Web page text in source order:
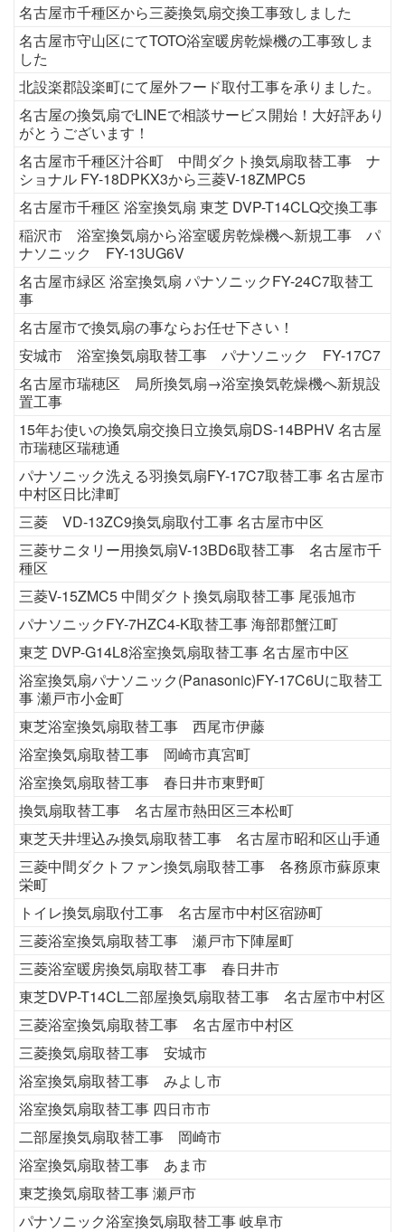
名古屋市千種区から三菱換気扇交換工事致しました
名古屋市守山区にてTOTO浴室暖房乾燥機の工事致しま
した
北設楽郡設楽町にて屋外フード取付工事を承りました。
名古屋の換気扇でLINEで相談サービス開始！大好評あり
がとうございます！
名古屋市千種区汁谷町 中間ダクト換気扇取替工事 ナ
ショナル FY-18DPKX3から三菱V-18ZMPC5
名古屋市千種区 浴室換気扇 東芝 DVP-T14CLQ交換工事
稲沢市 浴室換気扇から浴室暖房乾燥機へ新規工事 パ
ナソニック FY-13UG6V
名古屋市緑区 浴室換気扇 パナソニックFY-24C7取替工
事
名古屋市で換気扇の事ならお任せ下さい！
安城市 浴室換気扇取替工事 パナソニック FY-17C7
名古屋市瑞穂区 局所換気扇→浴室換気乾燥機へ新規設
置工事
15年お使いの換気扇交換日立換気扇DS-14BPHV 名古屋
市瑞穂区瑞穂通
パナソニック洗える羽換気扇FY-17C7取替工事 名古屋市
中村区日比津町
三菱 VD-13ZC9換気扇取付工事 名古屋市中区
三菱サニタリー用換気扇V-13BD6取替工事 名古屋市千
種区
三菱V-15ZMC5 中間ダクト換気扇取替工事 尾張旭市
パナソニックFY-7HZC4-K取替工事 海部郡蟹江町
東芝 DVP-G14L8浴室換気扇取替工事 名古屋市中区
浴室換気扇パナソニック(Panasonic)FY-17C6Uに取替工
事 瀬戸市小金町
東芝浴室換気扇取替工事 西尾市伊藤
浴室換気扇取替工事 岡崎市真宮町
浴室換気扇取替工事 春日井市東野町
換気扇取替工事 名古屋市熱田区三本松町
東芝天井埋込み換気扇取替工事 名古屋市昭和区山手通
三菱中間ダクトファン換気扇取替工事 各務原市蘇原東
栄町
トイレ換気扇取付工事 名古屋市中村区宿跡町
三菱浴室換気扇取替工事 瀬戸市下陣屋町
三菱浴室暖房換気扇取替工事 春日井市
東芝DVP-T14CL二部屋換気扇取替工事 名古屋市中村区
三菱浴室換気扇取替工事 名古屋市中村区
三菱換気扇取替工事 安城市
浴室換気扇取替工事 みよし市
浴室換気扇取替工事 四日市市
二部屋換気扇取替工事 岡崎市
浴室換気扇取替工事 あま市
東芝換気扇取替工事 瀬戸市
パナソニック浴室換気扇取替工事 岐阜市